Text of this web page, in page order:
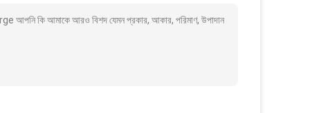
কি আমাকে আরও বিশদ যেমন প্রকার, আকার, পরিমাণ, উপাদান